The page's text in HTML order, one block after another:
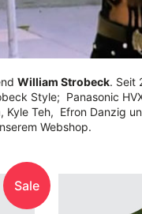
William Strobeck. Seit
Style; Panasonic
Teh, Efron Danzig
Webshop.
Sale